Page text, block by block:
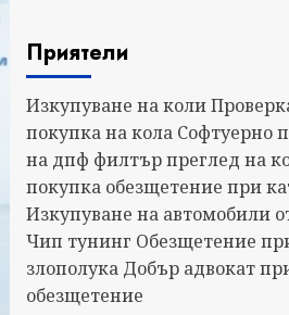
Приятели
Изкупуване на коли
покупка на кола Софтуерно
на дпф филтър преглед на
покупка обезщетение при
Изкупуване на автомобили
Чип тунинг Обезщетение
злополука Добър адвокат
обезщетение